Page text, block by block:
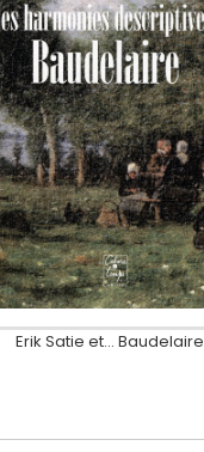
Erik Satie et... Baudelaire